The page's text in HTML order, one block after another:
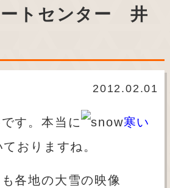
トセンター 井
2012.02.01
す。本当に
寒い
おりますね。
各地の大雪の映像